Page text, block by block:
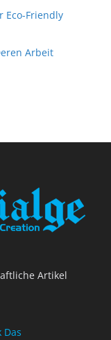
Eco-Friendly
Arbeit
Artikel
Das